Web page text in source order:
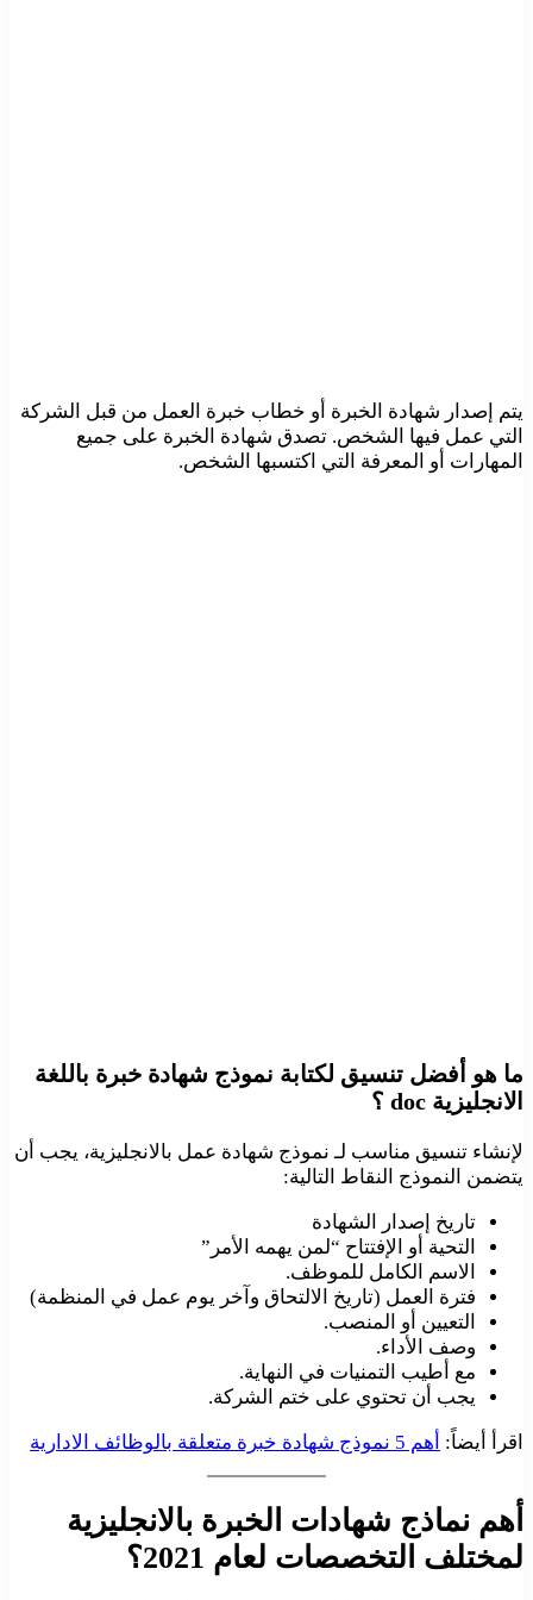
يتم إصدار شهادة الخبرة أو خطاب خبرة العمل من قبل الشركة
التي عمل فيها الشخص. تصدق شهادة الخبرة على جميع
المهارات أو المعرفة التي اكتسبها الشخص.
ما هو أفضل تنسيق لكتابة نموذج شهادة خبرة باللغة
الانجليزية doc ؟
لإنشاء تنسيق مناسب لـ نموذج شهادة عمل بالانجليزية، يجب أن
يتضمن النموذج النقاط التالية:
تاريخ إصدار الشهادة
التحية أو الإفتتاح “لمن يهمه الأمر”
الاسم الكامل للموظف.
فترة العمل (تاريخ الالتحاق وآخر يوم عمل في المنظمة)
التعيين أو المنصب.
وصف الأداء.
مع أطيب التمنيات في النهاية.
يجب أن تحتوي على ختم الشركة.
اقرأ أيضاً: أهم 5 نموذج شهادة خبرة متعلقة بالوظائف الادارية
أهم نماذج شهادات الخبرة بالانجليزية
لمختلف التخصصات لعام 2021؟